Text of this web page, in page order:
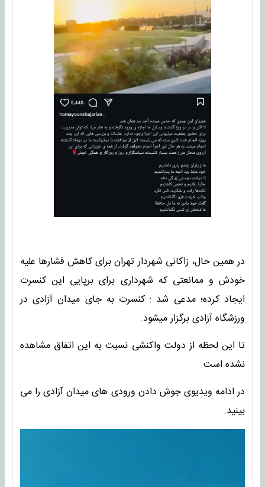
در همین حال، زاکانی شهردار تهران برای کاهش فشارها علیه
خودش و ممانعتی که شهرداری برای برپایی این کنسرت
ایجاد کرده؛ مدعی شد : کنسرت به جای میدان آزادی در
ورزشگاه آزادی برگزار میشود.
تا این لحظه از دولت واکنشی نسبت به این اتفاق مشاهده
نشده است.
در ادامه ویدیوی جوش دادن ورودی های میدان آزادی را می
بینید.